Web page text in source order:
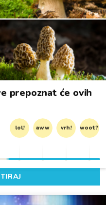
prepoznat će ovih
lol! aww vrh! woot?!